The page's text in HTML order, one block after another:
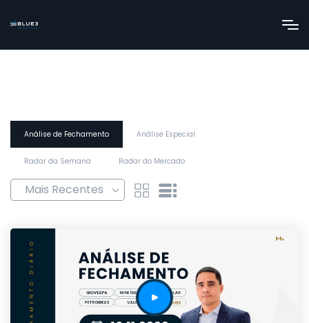
Análise de Fechamento Análise Especial
Radar da Semana Radar do Mercado